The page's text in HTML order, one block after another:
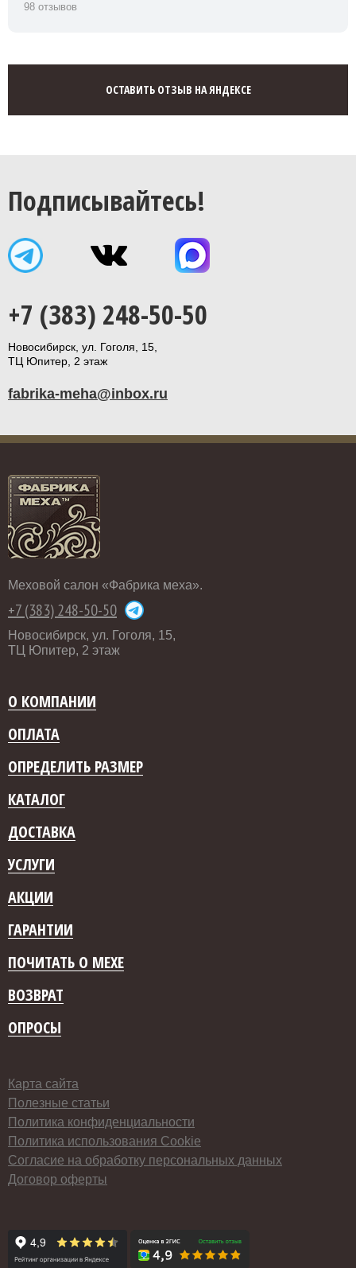
98 отзывов
ОСТАВИТЬ ОТЗЫВ НА ЯНДЕКСЕ
Подписывайтесь!
+7 (383) 248-50-50
Новосибирск, ул. Гоголя, 15,
ТЦ Юпитер, 2 этаж
fabrika-meha@inbox.ru
Меховой салон «Фабрика меха».
+7 (383) 248-50-50
Новосибирск, ул. Гоголя, 15,
ТЦ Юпитер, 2 этаж
О КОМПАНИИ
ОПЛАТА
ОПРЕДЕЛИТЬ РАЗМЕР
КАТАЛОГ
ДОСТАВКА
УСЛУГИ
АКЦИИ
ГАРАНТИИ
ПОЧИТАТЬ О МЕХЕ
ВОЗВРАТ
ОПРОСЫ
Карта сайта
Полезные статьи
Политика конфиденциальности
Политика использования Cookie
Согласие на обработку персональных данных
Договор оферты